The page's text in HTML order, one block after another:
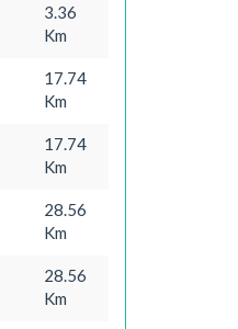
3.36
Km
17.74
Km
17.74
Km
28.56
Km
28.56
Km